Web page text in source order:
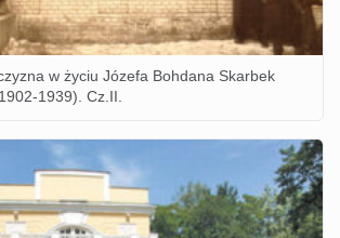
w życiu Józefa Bohdana Skarbek
1939). Cz.II.